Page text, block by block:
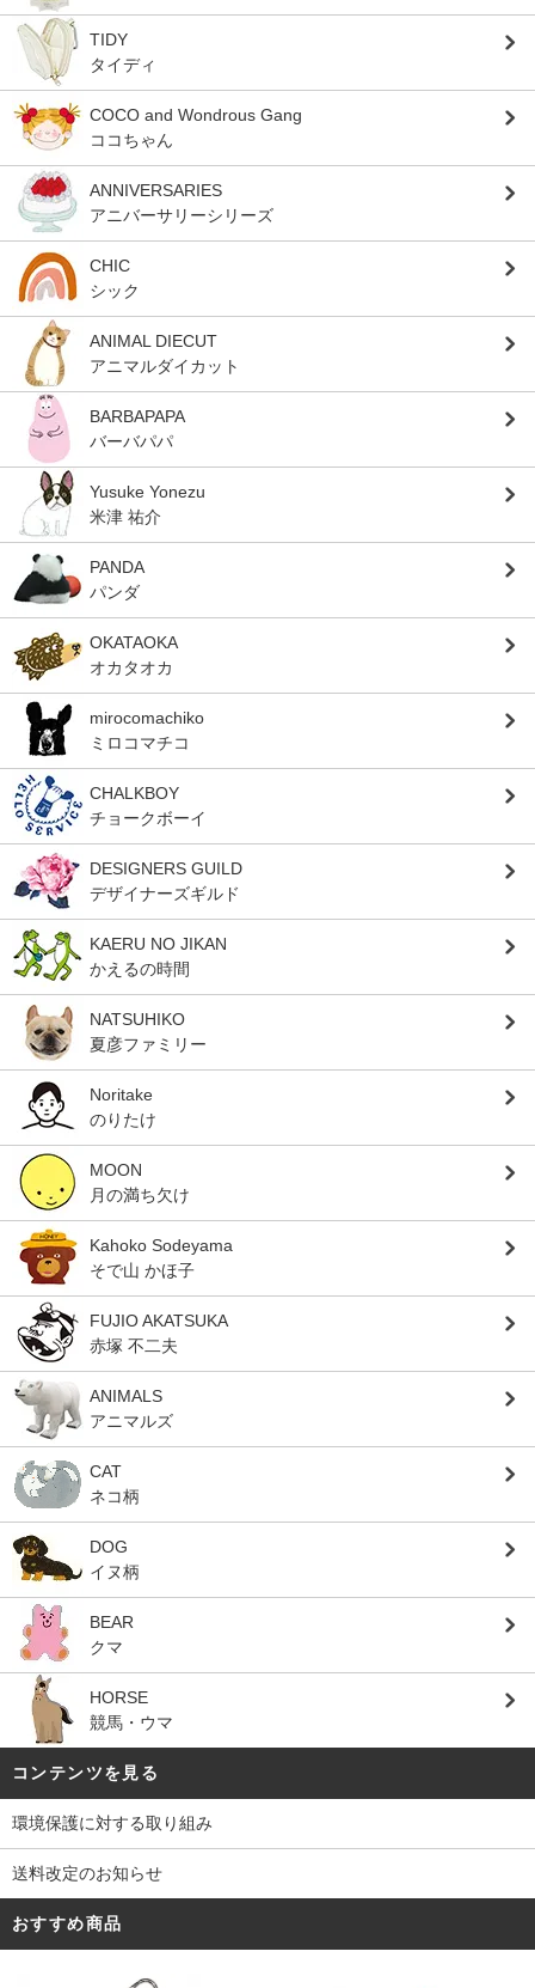
TIDY
タイディ
COCO and Wondrous Gang
ココちゃん
ANNIVERSARIES
アニバーサリーシリーズ
CHIC
シック
ANIMAL DIECUT
アニマルダイカット
BARBAPAPA
バーバパパ
Yusuke Yonezu
米津 祐介
PANDA
パンダ
OKATAOKA
オカタオカ
mirocomachiko
ミロコマチコ
CHALKBOY
チョークボーイ
DESIGNERS GUILD
デザイナーズギルド
KAERU NO JIKAN
かえるの時間
NATSUHIKO
夏彦ファミリー
Noritake
のりたけ
MOON
月の満ち欠け
Kahoko Sodeyama
そで山 かほ子
FUJIO AKATSUKA
赤塚 不二夫
ANIMALS
アニマルズ
CAT
ネコ柄
DOG
イヌ柄
BEAR
クマ
HORSE
競馬・ウマ
コンテンツを見る
環境保護に対する取り組み
送料改定のお知らせ
おすすめ商品